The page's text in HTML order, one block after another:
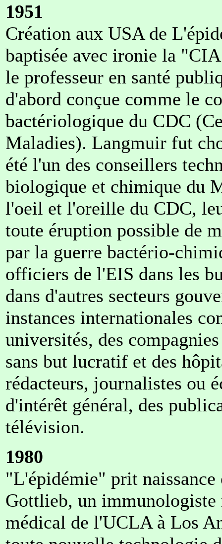
1951
Création aux USA de
baptisée avec ironie la
le professeur en santé
d'abord conçue comme le
bactériologique du CDC
Maladies). Langmuir fut
été l'un des conseillers
biologique et chimique du
l'oeil et l'oreille du CDC,
toute éruption possible de
par la guerre bactério-
officiers de l'EIS dans les
dans d'autres secteurs
instances internationales
universités, des
sans but lucratif et des
rédacteurs, journalistes ou
d'intérêt général, des
télévision.
1980
"L'épidémie" prit
Gottlieb, un immunologiste
médical de l'UCLA à Los